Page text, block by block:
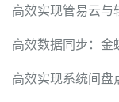
高效实现管易云
高效数据同步：金
高效实现系统间盘